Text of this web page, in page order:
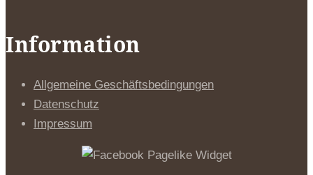
Information
Allgemeine Geschäftsbedingungen
Datenschutz
Impressum